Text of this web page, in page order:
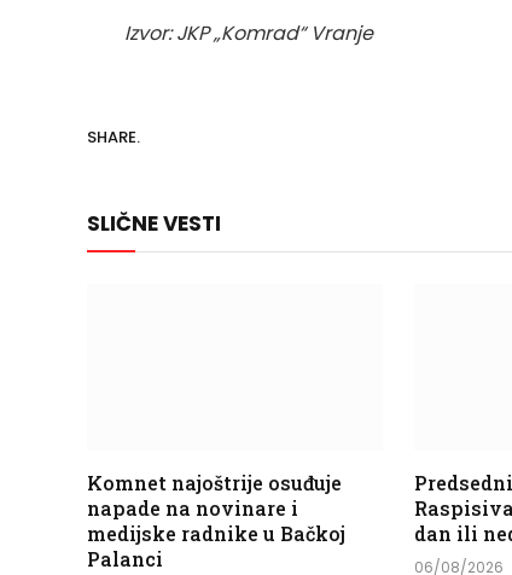
Izvor: JKP „Komrad“ Vranje
SHARE.
SLIČNE VESTI
Komnet najoštrije osuđuje
napade na novinare i
medijske radnike u Bačkoj
Palanci
dan ili
06/08/2026